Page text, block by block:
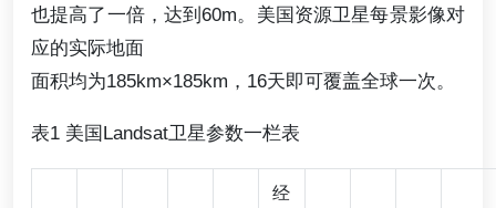
也提高了一倍，达到60m。美国资源卫星每景影像对
应的实际地面
面积均为185km×185km，16天即可覆盖全球一次。
表1 美国Landsat卫星参数一栏表
经